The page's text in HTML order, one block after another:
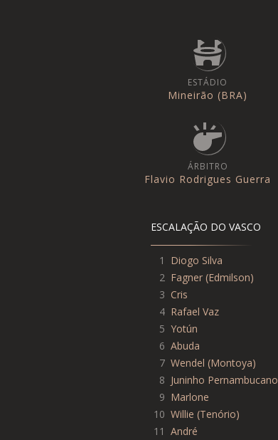
ESTÁDIO
Mineirão (BRA)
ÁRBITRO
Flavio Rodrigues Guerra
ESCALAÇÃO DO VASCO
1
Diogo Silva
2 Fagner (Edmilson)
3 Cris
4 Rafael Vaz
5 Yotún
6 Abuda
7 Wendel (Montoya)
8 Juninho Pernambucano
9 Marlone
10 Willie (Tenório)
11 André